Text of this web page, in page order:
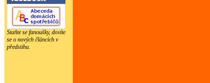
Staňte se fanoušky, dovíte
se o nových článcích v
předstihu.